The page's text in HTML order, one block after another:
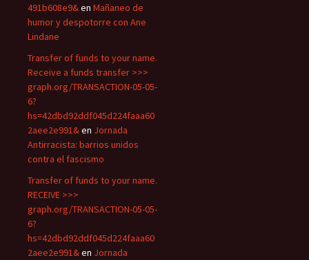
491b608e9&en Mañaneo de
humor y despotorre con Ane
Lindane
Transfer of funds to your name.
Receive a funds transfer >>>
graph.org/TRANSACTION-05-05-
6?
hs=42dbd92ddf045d224faaa60
2aee2e991&en Jornada
Antirracista: barrios unidos
contra el fascismo
Transfer of funds to your name.
RECEIVE >>>
graph.org/TRANSACTION-05-05-
6?
hs=42dbd92ddf045d224faaa60
2aee2e991&en Jornada